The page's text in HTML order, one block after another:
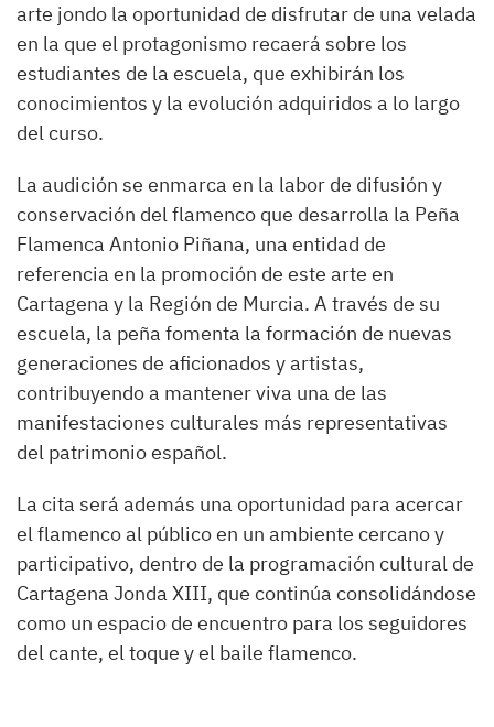
arte jondo la oportunidad de disfrutar de una velada
en la que el protagonismo recaerá sobre los
estudiantes de la escuela, que exhibirán los
conocimientos y la evolución adquiridos a lo largo
del curso.
La audición se enmarca en la labor de difusión y
conservación del flamenco que desarrolla la Peña
Flamenca Antonio Piñana, una entidad de
referencia en la promoción de este arte en
Cartagena y la Región de Murcia. A través de su
escuela, la peña fomenta la formación de nuevas
generaciones de aficionados y artistas,
contribuyendo a mantener viva una de las
manifestaciones culturales más representativas
del patrimonio español.
La cita será además una oportunidad para acercar
el flamenco al público en un ambiente cercano y
participativo, dentro de la programación cultural de
Cartagena Jonda XIII, que continúa consolidándose
como un espacio de encuentro para los seguidores
del cante, el toque y el baile flamenco.